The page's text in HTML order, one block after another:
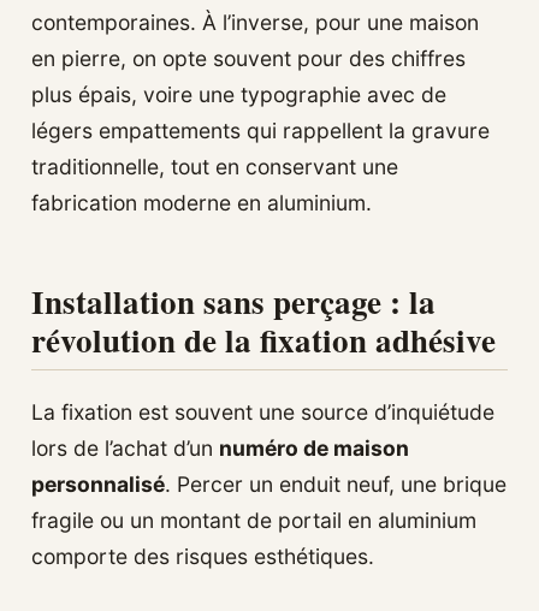
contemporaines. À l’inverse, pour une maison
en pierre, on opte souvent pour des chiffres
plus épais, voire une typographie avec de
légers empattements qui rappellent la gravure
traditionnelle, tout en conservant une
fabrication moderne en aluminium.
Installation sans perçage : la
révolution de la fixation adhésive
La fixation est souvent une source d’inquiétude
lors de l’achat d’un numéro de maison
personnalisé. Percer un enduit neuf, une brique
fragile ou un montant de portail en aluminium
comporte des risques esthétiques.